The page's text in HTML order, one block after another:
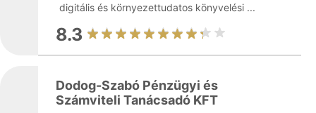
digitális és környezettudatos könyvelési ...
8.3
Dodog-Szabó Pénzügyi és
Számviteli Tanácsadó KFT